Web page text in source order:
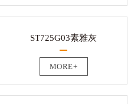
ST725G03素雅灰
MORE+